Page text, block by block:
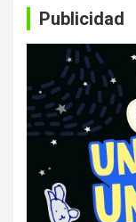
Publicidad